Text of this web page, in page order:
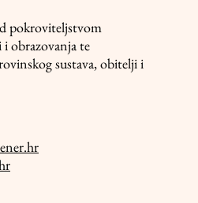
pokroviteljstvom
obrazovanja te
sustava, obitelji i